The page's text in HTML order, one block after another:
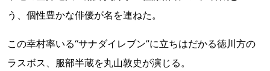
う、個性豊かな俳優が名を連ねた。
この幸村率いる“サナダイレブン”に立ちはだかる徳川方の
ラスボス、服部半蔵を丸山敦史が演じる。